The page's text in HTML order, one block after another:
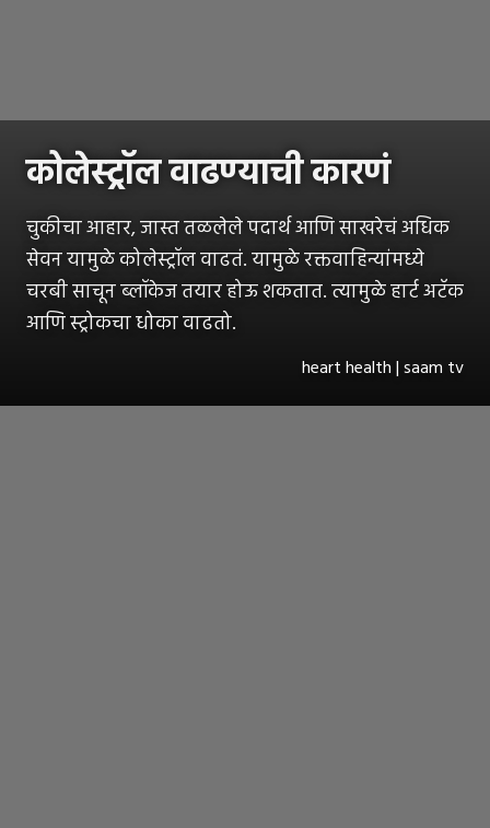
कोलेस्ट्रॉल वाढण्याची कारणं
चुकीचा आहार, जास्त तळलेले पदार्थ आणि साखरेचं अधिक
सेवन यामुळे कोलेस्ट्रॉल वाढतं. यामुळे रक्तवाहिन्यांमध्ये
चरबी साचून ब्लॉकेज तयार होऊ शकतात. त्यामुळे हार्ट अटॅक
आणि स्ट्रोकचा धोका वाढतो.
heart health | saam tv